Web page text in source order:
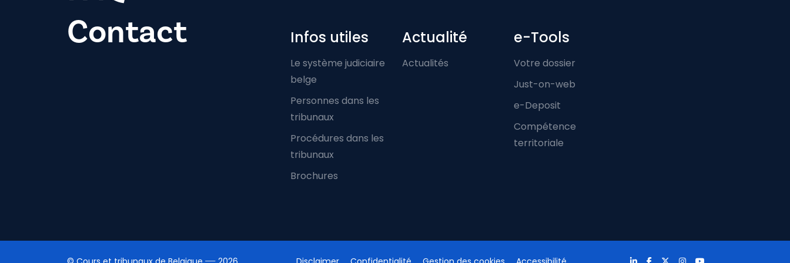
Contact
Infos utiles
Le système judiciaire
belge
Personnes dans les
tribunaux
Procédures dans les
tribunaux
Brochures
Actualité
Actualités
e-Tools
Votre dossier
Just-on-web
e-Deposit
Compétence
territoriale